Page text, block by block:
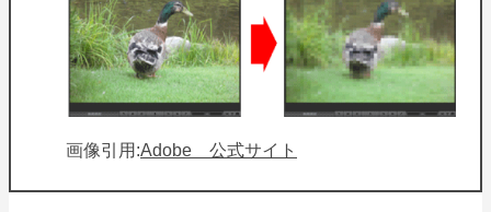
画像引用:Adobe 公式サイト